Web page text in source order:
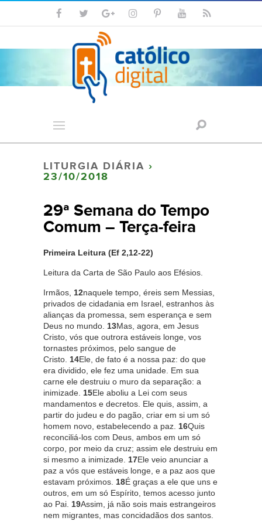
LITURGIA DIÁRIA ›
23/10/2018
29ª Semana do Tempo
Comum – Terça-feira
Primeira Leitura (Ef 2,12-22)
Leitura da Carta de São Paulo aos Efésios.
Irmãos, 12naquele tempo, éreis sem Messias,
privados de cidadania em Israel, estranhos às
alianças da promessa, sem esperança e sem
Deus no mundo. 13Mas, agora, em Jesus
Cristo, vós que outrora estáveis longe, vos
tornastes próximos, pelo sangue de
Cristo. 14Ele, de fato é a nossa paz: do que
era dividido, ele fez uma unidade. Em sua
carne ele destruiu o muro da separação: a
inimizade. 15Ele aboliu a Lei com seus
mandamentos e decretos. Ele quis, assim, a
partir do judeu e do pagão, criar em si um só
homem novo, estabelecendo a paz. 16Quis
reconciliá-los com Deus, ambos em um só
corpo, por meio da cruz; assim ele destruiu em
si mesmo a inimizade. 17Ele veio anunciar a
paz a vós que estáveis longe, e a paz aos que
estavam próximos. 18É graças a ele que uns e
outros, em um só Espírito, temos acesso junto
ao Pai. 19Assim, já não sois mais estrangeiros
nem migrantes, mas concidadãos dos santos.